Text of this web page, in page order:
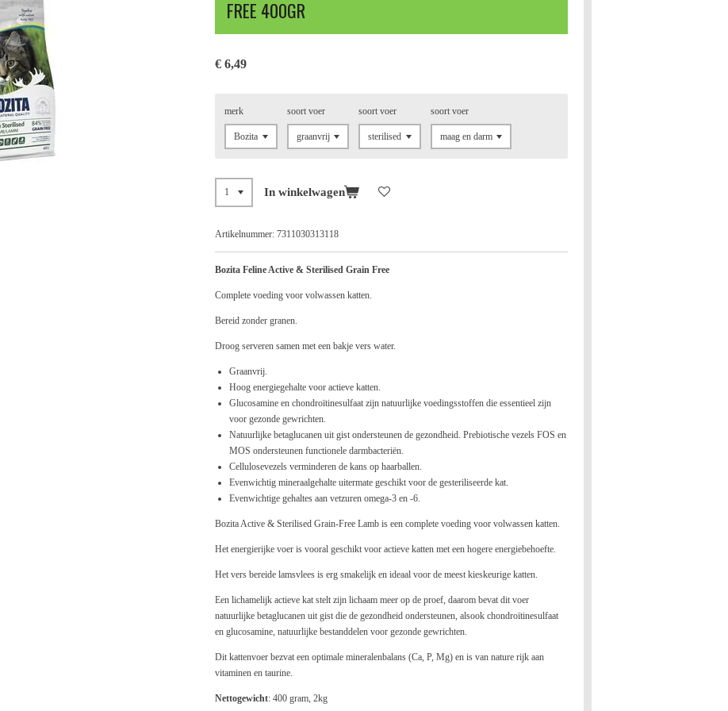
FREE 400GR
€ 6,49
merk soort voer soort voer soort voer
In winkelwagen
Artikelnummer: 7311030313118
Bozita Feline Active & Sterilised Grain Free
Complete voeding voor volwassen katten.
Bereid zonder granen.
Droog serveren samen met een bakje vers water.
Graanvrij.
Hoog energiegehalte voor actieve katten.
Glucosamine en chondroïtinesulfaat zijn natuurlijke voedingsstoffen die essentieel zijn
voor gezonde gewrichten.
Natuurlijke betaglucanen uit gist ondersteunen de gezondheid. Prebiotische vezels FOS en
MOS ondersteunen functionele darmbacteriën.
Cellulosevezels verminderen de kans op haarballen.
Evenwichtig mineraalgehalte uitermate geschikt voor de gesteriliseerde kat.
Evenwichtige gehaltes aan vetzuren omega-3 en -6.
Bozita Active & Sterilised Grain-Free Lamb is een complete voeding voor volwassen katten.
Het energierijke voer is vooral geschikt voor actieve katten met een hogere energiebehoefte.
Het vers bereide lamsvlees is erg smakelijk en ideaal voor de meest kieskeurige katten.
Een lichamelijk actieve kat stelt zijn lichaam meer op de proef, daarom bevat dit voer
natuurlijke betaglucanen uit gist die de gezondheid ondersteunen, alsook chondroïtinesulfaat
en glucosamine, natuurlijke bestanddelen voor gezonde gewrichten.
Dit kattenvoer bezvat een optimale mineralenbalans (Ca, P, Mg) en is van nature rijk aan
vitaminen en taurine.
Nettogewicht: 400 gram, 2kg